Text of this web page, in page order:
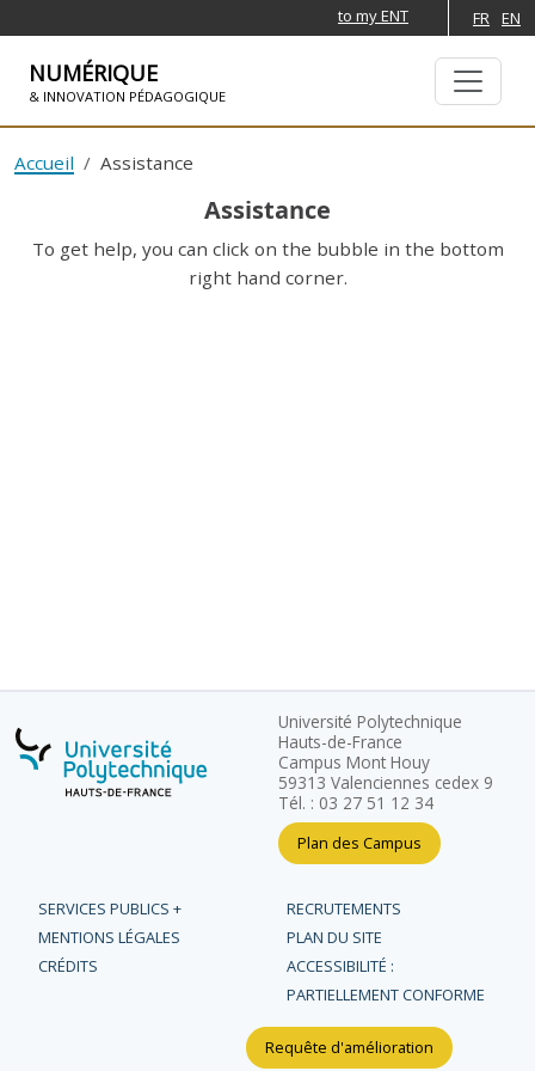
to my ENT FR EN
NUMÉRIQUE
& INNOVATION PÉDAGOGIQUE
Accueil Assistance
Assistance
To get help, you can click on the bubble in the bottom
right hand corner.
Université Polytechnique
Hauts-de-France
Campus Mont Houy
59313 Valenciennes cedex 9
Tél. : 03 27 51 12 34
Plan des Campus
SERVICES PUBLICS +
RECRUTEMENTS
MENTIONS LÉGALES
PLAN DU SITE
CRÉDITS
ACCESSIBILITÉ :
PARTIELLEMENT CONFORME
Requête d'amélioration